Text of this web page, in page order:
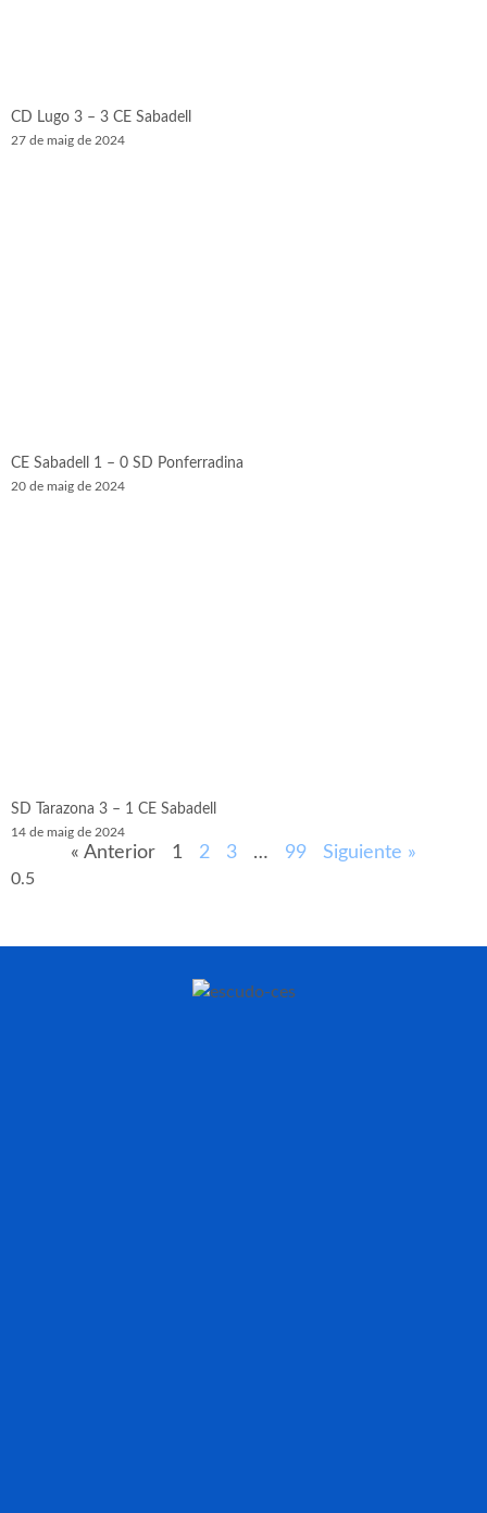
CD Lugo 3 – 3 CE Sabadell
27 de maig de 2024
CE Sabadell 1 – 0 SD Ponferradina
20 de maig de 2024
SD Tarazona 3 – 1 CE Sabadell
14 de maig de 2024
« Anterior 1 2 3 … 99 Siguiente »